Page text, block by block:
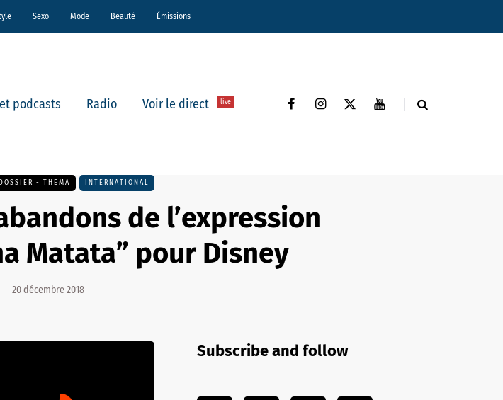
Sexo Mode Beauté Émissions
podcasts Radio Voir le direct live
DOSSIER - THEMA INTERNATIONAL
de l’expression
Matata” pour Disney
20 décembre 2018
Subscribe and follow